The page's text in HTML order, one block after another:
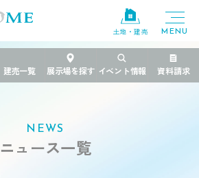
土地・建売
積水化学グループへの参画に関するお知らせ
NEWS
ニュース一覧